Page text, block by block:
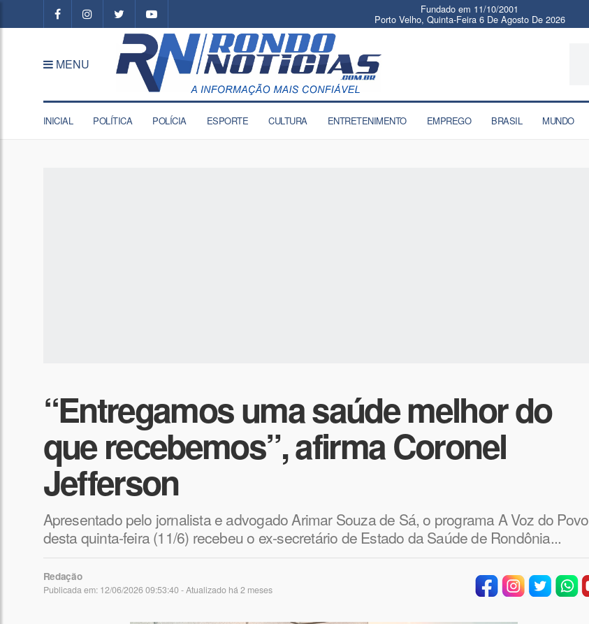
Fundado em 11/10/2001
Porto Velho, Quinta-Feira 6 De Agosto De 2026
MENU
INICIAL POLÍTICA POLÍCIA ESPORTE CULTURA ENTRETENIMENTO EMPREGO BRASIL MUNDO
“Entregamos uma saúde melhor do
que recebemos”, afirma Coronel
Jefferson
Apresentado pelo jornalista e advogado Arimar Souza de Sá, o programa A Voz do Povo
desta quinta-feira (11/6) recebeu o ex-secretário de Estado da Saúde de Rondônia...
Redação
Publicada em: 12/06/2026 09:53:40 - Atualizado há 2 meses